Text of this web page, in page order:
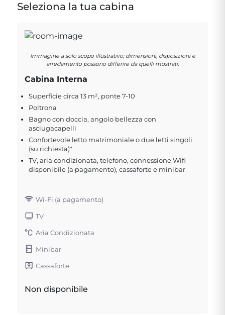
Seleziona la tua cabina
Immagine a solo scopo illustrativo; dimensioni, disposizioni e
arredamento possono differire da quelli mostrati.
Cabina Interna
Superficie circa 13 m², ponte 7-10
Poltrona
Bagno con doccia, angolo bellezza con
asciugacapelli
Confortevole letto matrimoniale o due letti singoli
(su richiesta)*
TV, aria condizionata, telefono, connessione Wifi
disponibile (a pagamento), cassaforte e minibar
Wi-Fi (a pagamento)
TV
Aria Condizionata
Minibar
Cassaforte
Non disponibile